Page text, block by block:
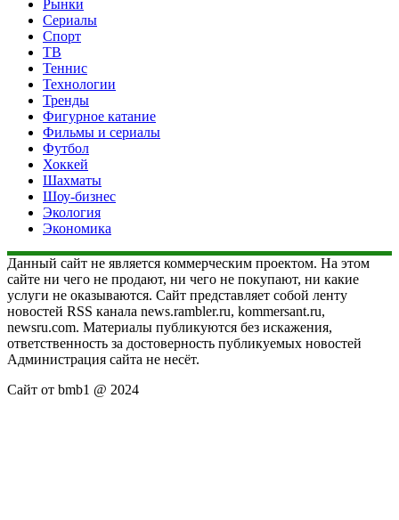
Рынки
Сериалы
Спорт
ТВ
Теннис
Технологии
Тренды
Фигурное катание
Фильмы и сериалы
Футбол
Хоккей
Шахматы
Шоу-бизнес
Экология
Экономика
Данный сайт не является коммерческим проектом. На этом
сайте ни чего не продают, ни чего не покупают, ни какие
услуги не оказываются. Сайт представляет собой ленту
новостей RSS канала news.rambler.ru, kommersant.ru,
newsru.com. Материалы публикуются без искажения,
ответственность за достоверность публикуемых новостей
Администрация сайта не несёт.
Сайт от bmb1 @ 2024